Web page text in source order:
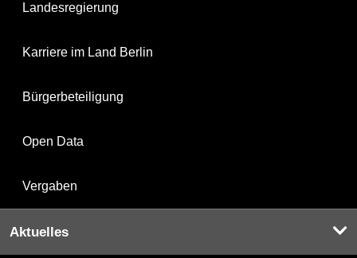
Landesregierung
Karriere im Land Berlin
Bürgerbeteiligung
Open Data
Vergaben
Aktuelles